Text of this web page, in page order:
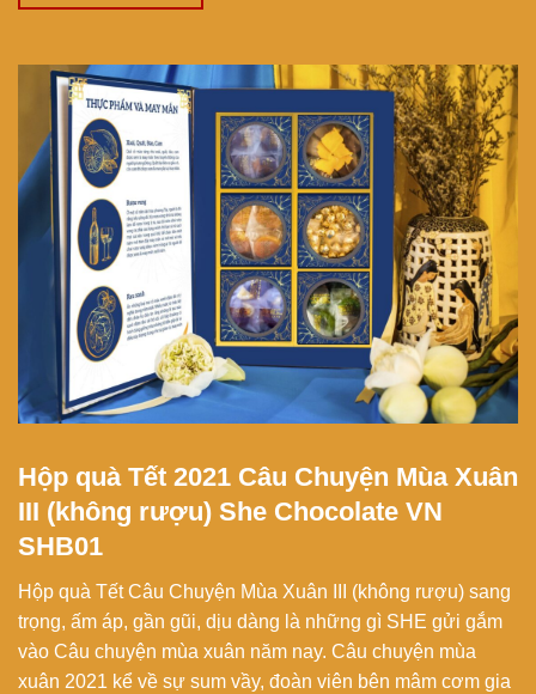
Hộp quà Tết 2021 Câu Chuyện Mùa Xuân
III (không rượu) She Chocolate VN
SHB01
Hộp quà Tết Câu Chuyện Mùa Xuân III (không rượu) sang
trọng, ấm áp, gần gũi, dịu dàng là những gì SHE gửi gắm
vào Câu chuyện mùa xuân năm nay. Câu chuyện mùa
xuân 2021 kể về sự sum vầy, đoàn viên bên mâm cơm gia